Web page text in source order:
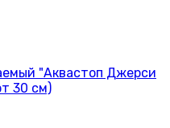
"Аквастоп Джерси
30 см)